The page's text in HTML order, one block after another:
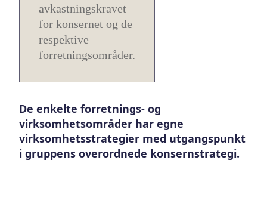
avkastningskravet
for konsernet og de
respektive
forretningsområder.
De enkelte forretnings- og
virksomhetsområder har egne
virksomhetsstrategier med utgangspunkt
i gruppens overordnede konsernstrategi.